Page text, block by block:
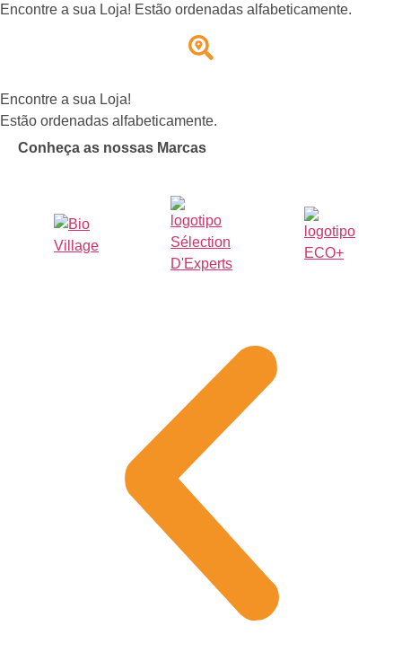
Encontre a sua Loja! Estão ordenadas alfabeticamente.
Encontre a sua Loja!
Estão ordenadas alfabeticamente.
Conheça as nossas Marcas